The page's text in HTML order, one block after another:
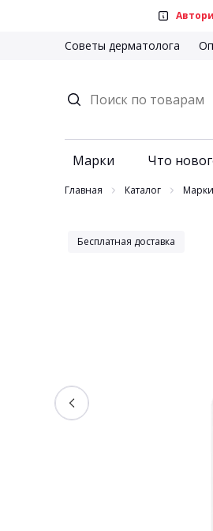
Советы дерматолога
Марки Что
Главная Каталог Марки
Бесплатная доставка